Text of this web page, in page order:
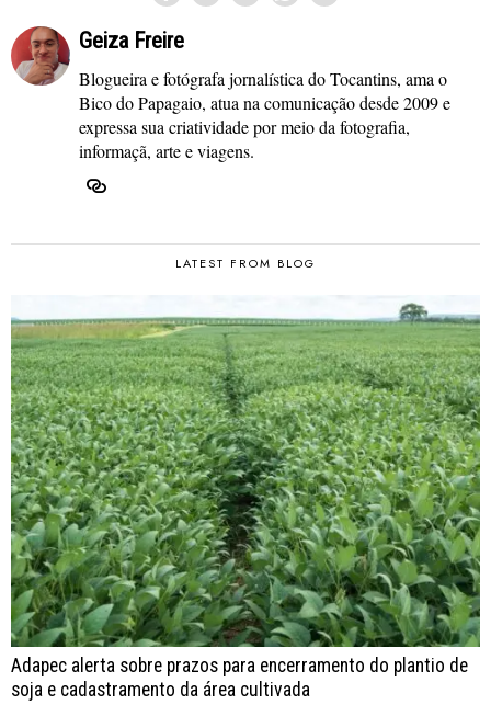
Geiza Freire
Blogueira e fotógrafa jornalística do Tocantins, ama o
Bico do Papagaio, atua na comunicação desde 2009 e
expressa sua criatividade por meio da fotografia,
informaçã, arte e viagens.
LATEST FROM BLOG
Adapec alerta sobre prazos para encerramento do plantio de
soja e cadastramento da área cultivada